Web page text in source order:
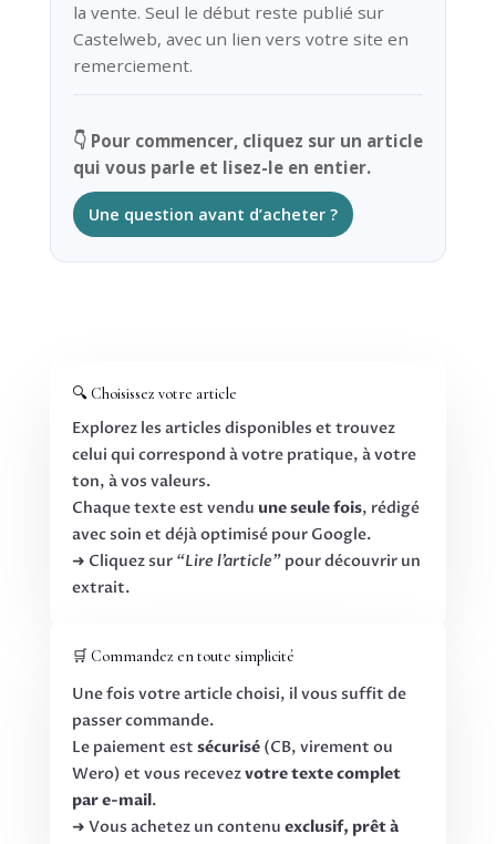
la vente. Seul le début reste publié sur
Castelweb, avec un lien vers votre site en
remerciement.
👇 Pour commencer, cliquez sur un article
qui vous parle et lisez-le en entier.
Une question avant d’acheter ?
🔍 Choisissez votre article
Explorez les articles disponibles et trouvez
celui qui correspond à votre pratique, à votre
ton, à vos valeurs.
Chaque texte est vendu une seule fois, rédigé
avec soin et déjà optimisé pour Google.
➜ Cliquez sur “Lire l’article”pour découvrir un
extrait.
🛒 Commandez en toute simplicité
Une fois votre article choisi, il vous suffit de
passer commande.
Le paiement est sécurisé(CB, virement ou
Wero) et vous recevezvotre texte complet
par e-mail.
➜ Vous achetez un contenu exclusif, prêt à